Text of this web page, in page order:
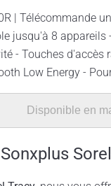
| Télécommande
jusqu'à 8
- Touches d'accès
Low Energy -
Disponible en